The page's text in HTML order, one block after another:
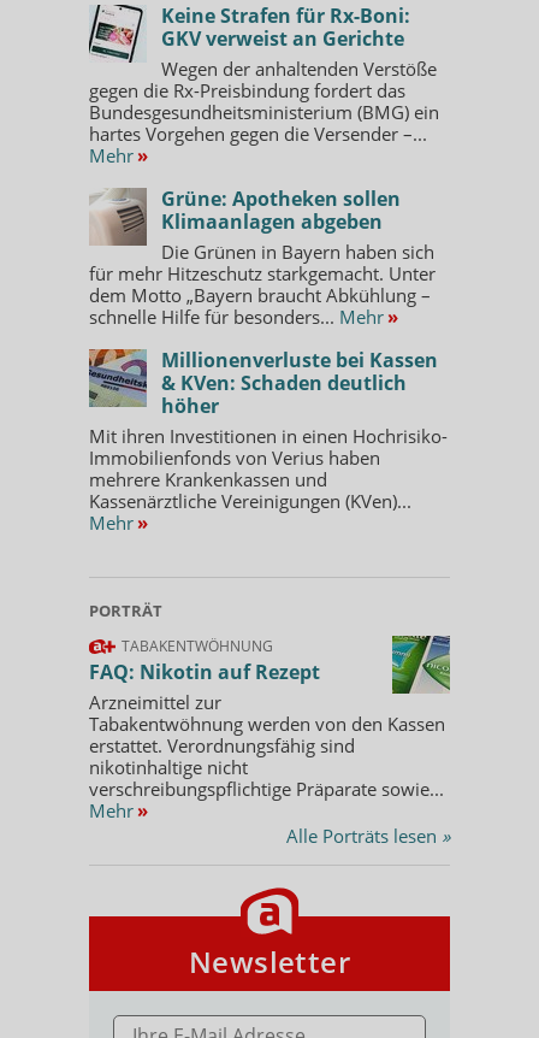
Keine Strafen für Rx-Boni:
GKV verweist an Gerichte
Wegen der anhaltenden Verstöße
gegen die Rx-Preisbindung fordert das
Bundesgesundheitsministerium (BMG) ein
hartes Vorgehen gegen die Versender –...
Mehr »
Grüne: Apotheken sollen
Klimaanlagen abgeben
Die Grünen in Bayern haben sich
für mehr Hitzeschutz starkgemacht. Unter
dem Motto „Bayern braucht Abkühlung –
schnelle Hilfe für besonders... Mehr »
Millionenverluste bei Kassen
& KVen: Schaden deutlich
höher
Mit ihren Investitionen in einen Hochrisiko-
Immobilienfonds von Verius haben
mehrere Krankenkassen und
Kassenärztliche Vereinigungen (KVen)...
Mehr »
PORTRÄT
TABAKENTWÖHNUNG
FAQ: Nikotin auf Rezept
Arzneimittel zur
Tabakentwöhnung werden von den Kassen
erstattet. Verordnungsfähig sind
nikotinhaltige nicht
verschreibungspflichtige Präparate sowie...
Mehr »
Alle Porträts lesen »
Newsletter
E-MAIL ADRESSE